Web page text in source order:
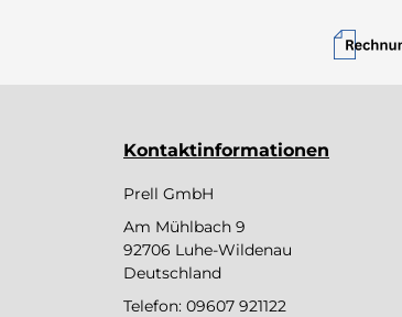
Kontaktinformationen
Prell GmbH
Am Mühlbach 9
92706 Luhe-Wildenau
Deutschland
Telefon: 09607 921122